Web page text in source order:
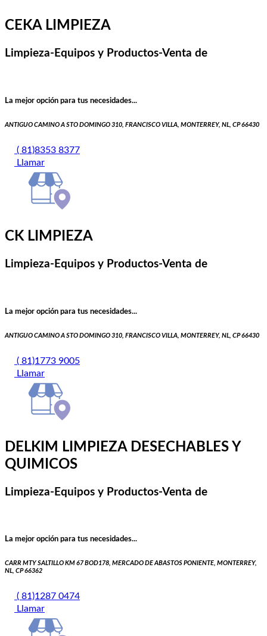
CEKA LIMPIEZA
Limpieza-Equipos y Productos-Venta de
La mejor opción para tus necesidades...
ANTIGUO CAMINO A STO DOMINGO 310, FRANCISCO VILLA, MONTERREY, NL, CP 66430
( 81)8353 8377
Llamar
CK LIMPIEZA
Limpieza-Equipos y Productos-Venta de
La mejor opción para tus necesidades...
ANTIGUO CAMINO A STO DOMINGO 310, FRANCISCO VILLA, MONTERREY, NL, CP 66430
( 81)1773 9005
Llamar
DELKIM LIMPIEZA DESECHABLES Y
QUIMICOS
Limpieza-Equipos y Productos-Venta de
La mejor opción para tus necesidades...
CARR MTY SALTILLO KM 67 BOD178, MERCADO DE ABASTOS PONIENTE, MONTERREY,
NL, CP 66362
( 81)1287 0474
Llamar